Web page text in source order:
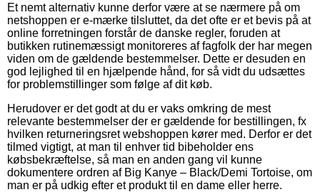
Et nemt alternativ kunne derfor være at se nærmere på om
netshoppen er e-mærke tilsluttet, da det ofte er et bevis på at
online forretningen forstår de danske regler, foruden at
butikken rutinemæssigt monitoreres af fagfolk der har megen
viden om de gældende bestemmelser. Dette er desuden en
god lejlighed til en hjælpende hånd, for så vidt du udsættes
for problemstillinger som følge af dit køb.
Herudover er det godt at du er vaks omkring de mest
relevante bestemmelser der er gældende for bestillingen, fx
hvilken returneringsret webshoppen kører med. Derfor er det
tilmed vigtigt, at man til enhver tid bibeholder ens
købsbekræftelse, så man en anden gang vil kunne
dokumentere ordren af Big Kanye – Black/Demi Tortoise, om
man er på udkig efter et produkt til en dame eller herre.